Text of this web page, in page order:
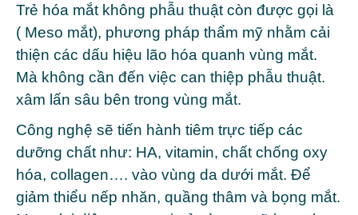
Trẻ hóa mắt không phẫu thuật còn được gọi là
( Meso mắt), phương pháp thẩm mỹ nhằm cải
thiện các dấu hiệu lão hóa quanh vùng mắt.
Mà không cần đến việc can thiệp phẫu thuật.
xâm lấn sâu bên trong vùng mắt.
Công nghệ sẽ tiến hành tiêm trực tiếp các
dưỡng chất như: HA, vitamin, chất chống oxy
hóa, collagen…. vào vùng da dưới mắt. Để
giảm thiểu nếp nhăn, quầng thâm và bọng mắt.